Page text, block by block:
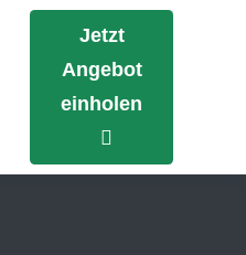
Jetzt
Angebot
einholen